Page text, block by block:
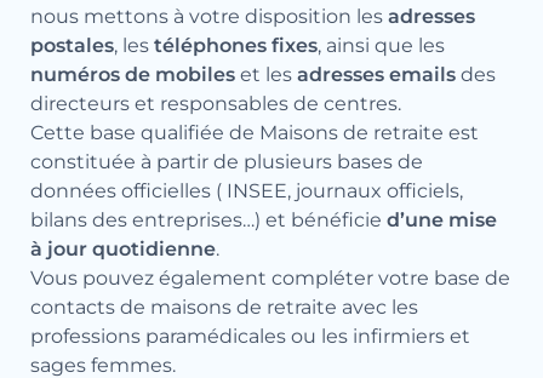
nous mettons à votre disposition les adresses
postales, les téléphones fixes, ainsi que les
numéros de mobiles et les adresses emails des
directeurs et responsables de centres.
Cette base qualifiée de Maisons de retraite est
constituée à partir de plusieurs bases de
données officielles ( INSEE, journaux officiels,
bilans des entreprises…) et bénéficie d’une mise
à jour quotidienne.
Vous pouvez également compléter votre base de
contacts de maisons de retraite avec les
professions paramédicales ou les infirmiers et
sages femmes.